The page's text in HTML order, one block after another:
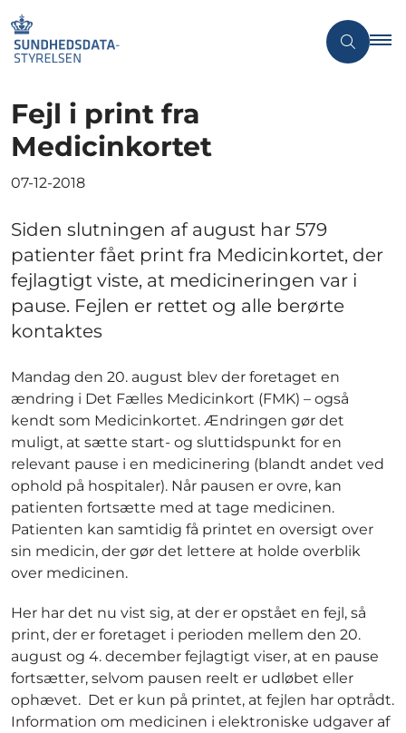
Fejl i print fra
Medicinkortet
07-12-2018
Siden slutningen af august har 579
patienter fået print fra Medicinkortet, der
fejlagtigt viste, at medicineringen var i
pause. Fejlen er rettet og alle berørte
kontaktes
Mandag den 20. august blev der foretaget en
ændring i Det Fælles Medicinkort (FMK) – også
kendt som Medicinkortet. Ændringen gør det
muligt, at sætte start- og sluttidspunkt for en
relevant pause i en medicinering (blandt andet ved
ophold på hospitaler). Når pausen er ovre, kan
patienten fortsætte med at tage medicinen.
Patienten kan samtidig få printet en oversigt over
sin medicin, der gør det lettere at holde overblik
over medicinen.
Her har det nu vist sig, at der er opstået en fejl, så
print, der er foretaget i perioden mellem den 20.
august og 4. december fejlagtigt viser, at en pause
fortsætter, selvom pausen reelt er udløbet eller
ophævet. Det er kun på printet, at fejlen har optrådt.
Information om medicinen i elektroniske udgaver af